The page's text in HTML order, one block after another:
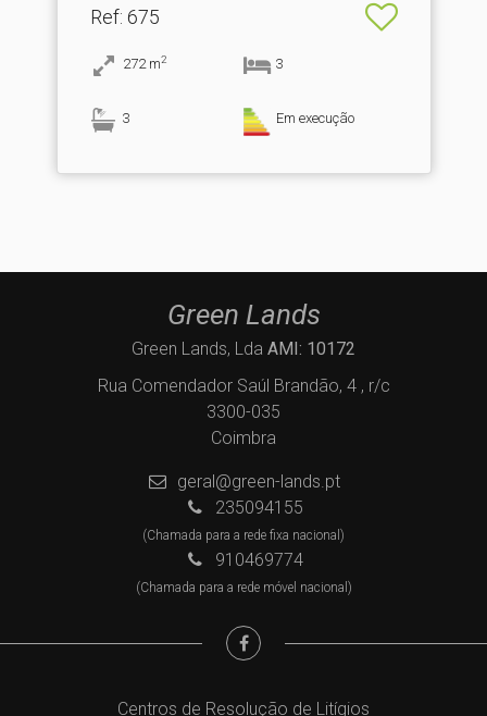
Ref: 675
272 m2 3
3 Em execução
Green Lands
Green Lands, Lda AMI: 10172
Rua Comendador Saúl Brandão, 4 , r/c
3300-035
Coimbra
geral@green-lands.pt
235094155
(Chamada para a rede fixa nacional)
910469774
(Chamada para a rede móvel nacional)
Centros de Resolução de Litígios